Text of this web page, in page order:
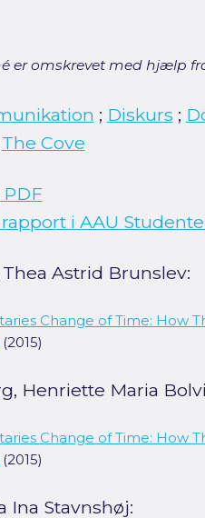
er omskrevet med hjælp
; Diskurs ;
The Cove
i AAU
Astrid Brunslev:
Change of Time: How
Henriette Maria
Change of Time: How
Ina Stavnshøj: